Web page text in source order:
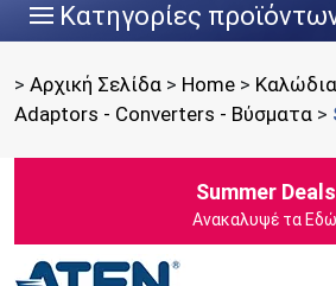
||| Κατηγορίες
> Αρχική Σελίδα > Home >
Adaptors - Converters - Bύσματα >
Summer Deals
Ανακαλυψέ τα